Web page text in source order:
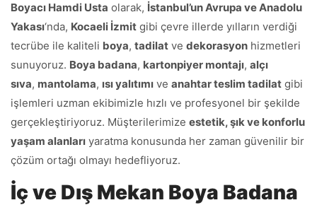
Boyacı Hamdi Usta olarak, İstanbul’un Avrupa ve Anadolu
Yakası‘nda, Kocaeli İzmit gibi çevre illerde yılların verdiği
tecrübe ile kaliteli boya, tadilat ve dekorasyon hizmetleri
sunuyoruz. Boya badana, kartonpiyer montajı, alçı
sıva, mantolama, ısı yalıtımı ve anahtar teslim tadilat gibi
işlemleri uzman ekibimizle hızlı ve profesyonel bir şekilde
gerçekleştiriyoruz. Müşterilerimize estetik, şık ve konforlu
yaşam alanları yaratma konusunda her zaman güvenilir bir
çözüm ortağı olmayı hedefliyoruz.
İç ve Dış Mekan Boya Badana